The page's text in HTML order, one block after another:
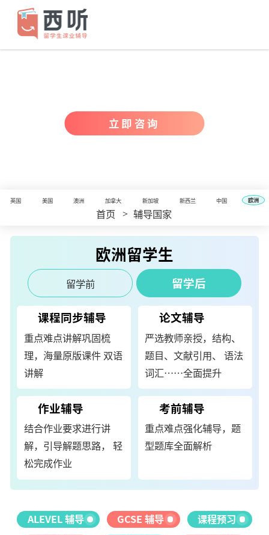
立即咨询
英国 美国 澳洲 加拿大 新加坡 新西兰 中国 欧洲
首页 > 辅导国家
欧洲留学生
留学前 留学后
课程同步辅导
重点难点讲解巩固梳
理，海量原版课件 双语
讲解
论文辅导
严选教师亲授，结构、
题目、文献引用、 语法
词汇……全面提升
作业辅导
结合作业要求进行讲
解，引导解题思路， 轻
松完成作业
考前辅导
重点难点强化辅导，题
型题库全面解析
ALEVEL 辅导 GCSE 辅导 课程预习